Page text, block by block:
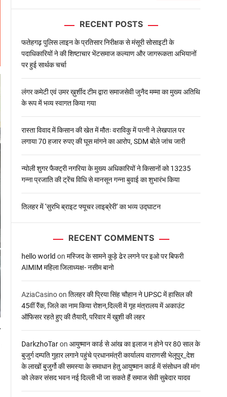
l
r
o
d
e
RECENT POSTS
फतेहगढ़ पुलिस लाइन के प्रतिसार निरीक्षक से मंसूरी सोसाइटी के
पदाधिकारियों ने की शिष्टाचार भेंटसमाज कल्याण और जागरूकता अभियानों
पर हुई सार्थक चर्चा
लंगर कमेटी एवं उमर ख़ुर्शीद टीम द्वारा समाजसेवी जुनैद मम्मा का मुख्य अतिथि
के रूप में भव्य स्वागत किया गया
रास्ता विवाद में किसान की खेत में मौतः वराविकु में पत्नी ने लेखपाल पर
लगाया 70 हजार रुपए की घूस मांगने का आरोप, SDM बोले जांच जारी
न्योली शुगर फैक्ट्री नगरिया के मुख्य अधिकारियों ने किसानों को 13235
गन्ना प्रजाति की ट्रेंच विधि से मानसून गन्ना बुवाई का शुभारंभ किया
तिलहर में ‘सुरभि ब्राइट फ्यूचर लाइब्रेरी’ का भव्य उद्घाटन
RECENT COMMENTS
hello world on मस्जिद के सामने कूड़े ढेर लगने पर इओ पर बिफरी
AIMIM महिला जिलाध्यक्ष- नसीम बानो
AziaCasinoon तिलहर की प्रिया सिंह चौहान ने UPSC में हासिल की
45वीं रैंक, जिले का नाम किया रोशन,दिल्ली में गृह मंत्रालय में अकाउंट
ऑफिसर रहते हुए की तैयारी, परिवार में खुशी की लहर
DarkzhoTaron आयुष्मान कार्ड से आंख का इलाज न होने पर 80 साल के
बुजुर्ग दम्पति गुहार लगाने पहुंचे प्रधानमंत्री कार्यालय वाराणसी भेलूपुर_देश
के लाखों बुजुर्गो की समस्या के समाधान हेतु आयुष्मान कार्ड में संसोधन की मांग
को लेकर संसद भवन नई दिल्ली भी जा सकते हैं समाज सेवी सुबेदार यादव